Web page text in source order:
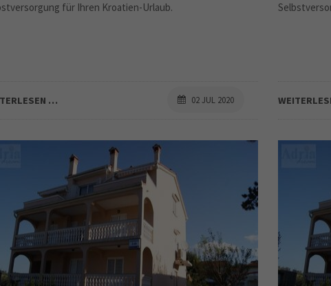
für Ihren Kroatien-Urlaub.
… 02 JUL 2020